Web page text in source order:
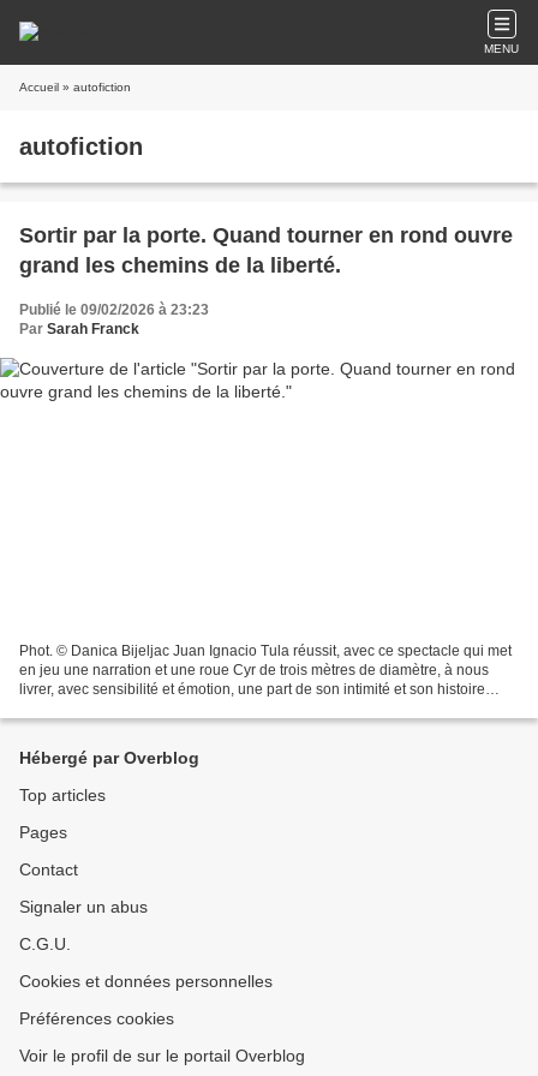
MENU
Accueil » autofiction
autofiction
Sortir par la porte. Quand tourner en rond ouvre
grand les chemins de la liberté.
Publié le 09/02/2026 à 23:23
Par Sarah Franck
Phot. © Danica Bijeljac Juan Ignacio Tula réussit, avec ce spectacle qui met
en jeu une narration et une roue Cyr de trois mètres de diamètre, à nous
livrer, avec sensibilité et émotion, une part de son intimité et son histoire
Hébergé par Overblog
Top articles
Pages
Contact
Signaler un abus
C.G.U.
Cookies et données personnelles
Préférences cookies
Voir le profil de sur le portail Overblog